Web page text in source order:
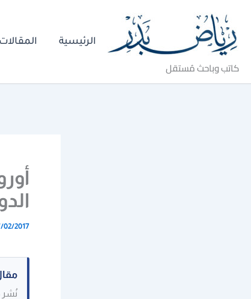
المحتوى
كاتب وباحث مُستقل
الرئيسية المقالات
02/2017
نُشر في 27/02/2017. حُفظ كنص مرجعي،